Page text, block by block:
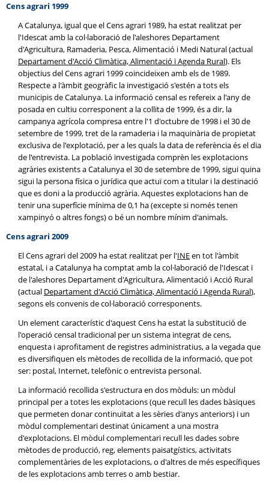
Cens agrari 1999
A Catalunya, igual que el Cens agrari 1989, ha estat realitzat per
l'Idescat amb la col·laboració de l'aleshores Departament
d'Agricultura, Ramaderia, Pesca, Alimentació i Medi Natural (actual
Departament d'Acció Climàtica, Alimentació i Agenda Rural). Els
objectius del Cens agrari 1999 coincideixen amb els de 1989.
Respecte a l'àmbit geogràfic la investigació s'estén a tots els
municipis de Catalunya. La informació censal es refereix a l'any de
posada en cultiu corresponent a la collita de 1999, és a dir, la
campanya agrícola compresa entre l'1 d'octubre de 1998 i el 30 de
setembre de 1999, tret de la ramaderia i la maquinària de propietat
exclusiva de l'explotació, per a les quals la data de referència és el dia
de l'entrevista. La població investigada comprèn les explotacions
agràries existents a Catalunya el 30 de setembre de 1999, sigui quina
sigui la persona física o jurídica que actuï com a titular i la destinació
que es doni a la producció agrària. Aquestes explotacions han de
tenir una superfície mínima de 0,1 ha (excepte si només tenen
xampinyó o altres fongs) o bé un nombre mínim d'animals.
Cens agrari 2009
El Cens agrari del 2009 ha estat realitzat per l'INEen tot l'àmbit
estatal, i a Catalunya ha comptat amb la col·laboració de l'Idescat i
de l'aleshores Departament d'Agricultura, Alimentació i Acció Rural
(actual Departament d'Acció Climàtica, Alimentació i Agenda Rural),
segons els convenis de col·laboració corresponents.
Un element característic d'aquest Cens ha estat la substitució de
l'operació censal tradicional per un sistema integrat de cens,
enquesta i aprofitament de registres administratius, a la vegada que
es diversifiquen els mètodes de recollida de la informació, que pot
ser: postal, Internet, telefònic o entrevista personal.
La informació recollida s'estructura en dos mòduls: un mòdul
principal per a totes les explotacions (que recull les dades bàsiques
que permeten donar continuïtat a les sèries d'anys anteriors) i un
mòdul complementari destinat únicament a una mostra
d'explotacions. El mòdul complementari recull les dades sobre
mètodes de producció, reg, elements paisatgístics, activitats
complementàries de les explotacions, o d'altres de més específiques
de les explotacions amb terres o amb bestiar.